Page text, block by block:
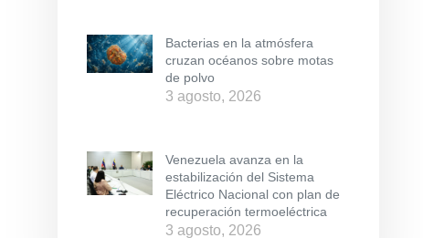
Bacterias en la atmósfera
cruzan océanos sobre motas
de polvo
3 agosto, 2026
Venezuela avanza en la
estabilización del Sistema
Eléctrico Nacional con plan de
recuperación termoeléctrica
3 agosto, 2026